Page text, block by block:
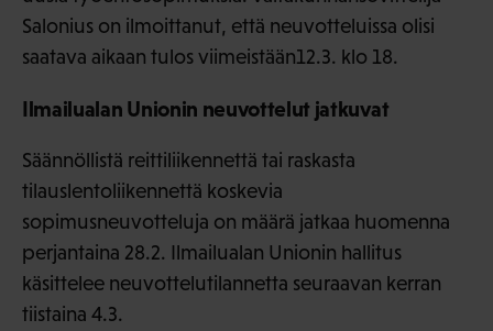
Salonius on ilmoittanut, että neuvotteluissa olisi
saatava aikaan tulos viimeistään12.3. klo 18.
Ilmailualan Unionin neuvottelut jatkuvat
Säännöllistä reittiliikennettä tai raskasta
tilauslentoliikennettä koskevia
sopimusneuvotteluja on määrä jatkaa huomenna
perjantaina 28.2. Ilmailualan Unionin hallitus
käsittelee neuvottelutilannetta seuraavan kerran
tiistaina 4.3.